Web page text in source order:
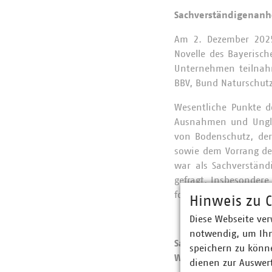
Am 2. Dezember
Novelle des
Unternehmen
BBV, Bund
Wesentliche Punkte
Ausnahmen und
von Bodenschutz,
sowie dem Vorrang
war als
gefragt.
folgenden Sitzungen
Hinweis zu
Diese Webseite
notwendig, um
speichern zu
dienen zur